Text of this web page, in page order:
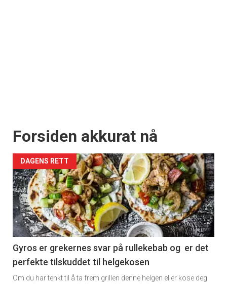
Forsiden akkurat nå
DAGENS RETT
Gyros er grekernes svar på rullekebab og er det
perfekte tilskuddet til helgekosen
Om du har tenkt til å ta frem grillen denne helgen eller kose deg